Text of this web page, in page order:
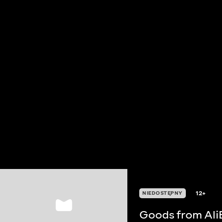
NIEDOSTĘPNY 12+
Goods from